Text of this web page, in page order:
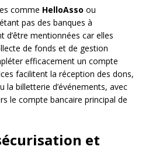
comme HelloAsso ou
pas des banques à
mentionnées car elles
de fonds et de gestion
efficacement un compte
facilitent la réception des dons,
la billetterie d’événements, avec
le compte bancaire principal de
et